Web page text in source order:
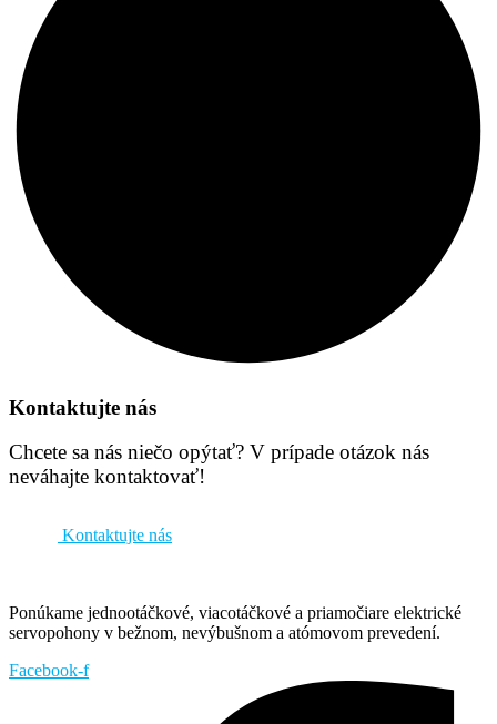
Kontaktujte nás
Chcete sa nás niečo opýtať? V prípade otázok nás
neváhajte kontaktovať!
Kontaktujte nás
Ponúkame jednootáčkové, viacotáčkové a priamočiare elektrické
servopohony v bežnom, nevýbušnom a atómovom prevedení.
Facebook-f